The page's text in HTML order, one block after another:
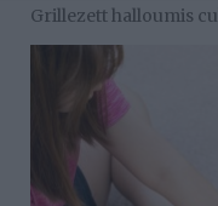
Grillezett halloumis